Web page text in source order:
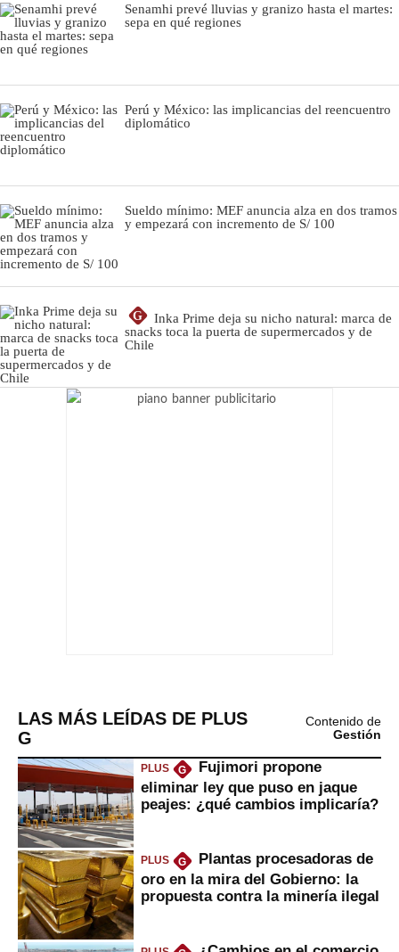
Senamhi prevé lluvias y granizo hasta el martes:
sepa en qué regiones
Perú y México: las implicancias del reencuentro
diplomático
Sueldo mínimo: MEF anuncia alza en dos tramos
y empezará con incremento de S/ 100
G
Inka Prime deja su nicho natural: marca de
snacks toca la puerta de supermercados y de
Chile
LAS MÁS LEÍDAS DE PLUS
G
Contenido de
Gestión
PLUS G
Fujimori propone
eliminar ley que puso en jaque
peajes: ¿qué cambios implicaría?
PLUS G
Plantas procesadoras de
oro en la mira del Gobierno: la
propuesta contra la minería ilegal